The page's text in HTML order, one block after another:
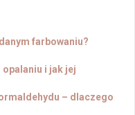
farbowaniu?
i jak jej
– dlaczego